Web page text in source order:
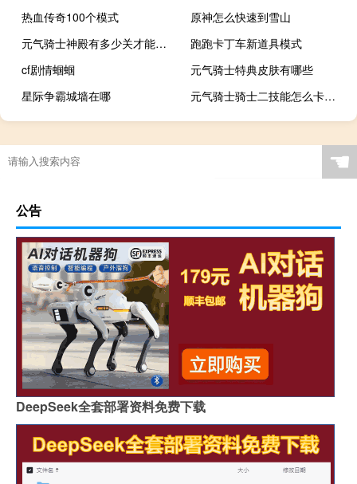
热血传奇100个模式
原神怎么快速到雪山
元气骑士神殿有多少关才能打破
跑跑卡丁车新道具模式
cf剧情蝈蝈
元气骑士特典皮肤有哪些
星际争霸城墙在哪
元气骑士骑士二技能怎么卡三持
☚
公告
DeepSeek全套部署资料免费下载